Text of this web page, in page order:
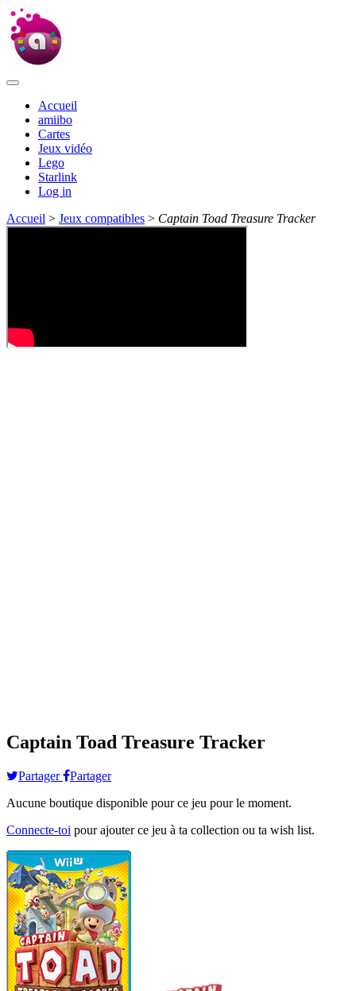
Accueil
amiibo
Cartes
Jeux vidéo
Lego
Starlink
Log in
Accueil > Jeux compatibles > Captain Toad Treasure Tracker
Captain Toad Treasure Tracker
Partager
Partager
Aucune boutique disponible pour ce jeu pour le moment.
Connecte-toi pour ajouter ce jeu à ta collection ou ta wish list.